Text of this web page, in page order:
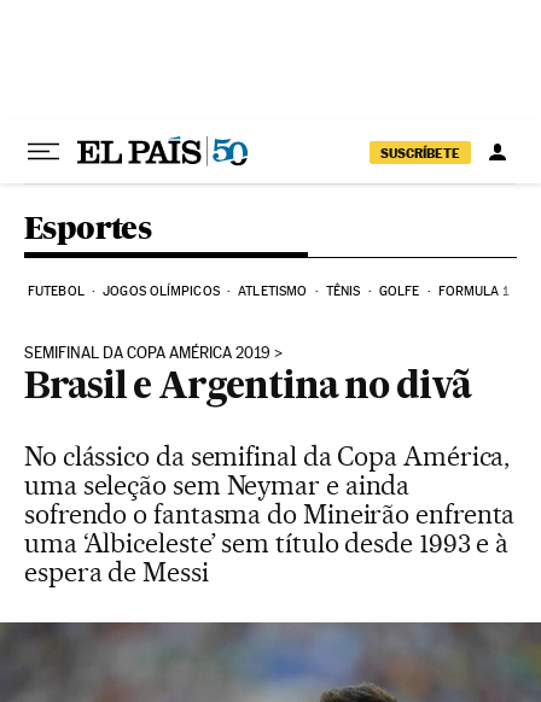
SUSCRÍBETE
Esportes
FUTEBOL JOGOS OLÍMPICOS ATLETISMO TÊNIS GOLFE FORMULA 1
SEMIFINAL DA COPA AMÉRICA 2019
Brasil e Argentina no divã
No clássico da semifinal da Copa América,
uma seleção sem Neymar e ainda
sofrendo o fantasma do Mineirão enfrenta
uma ‘Albiceleste’ sem título desde 1993 e à
espera de Messi